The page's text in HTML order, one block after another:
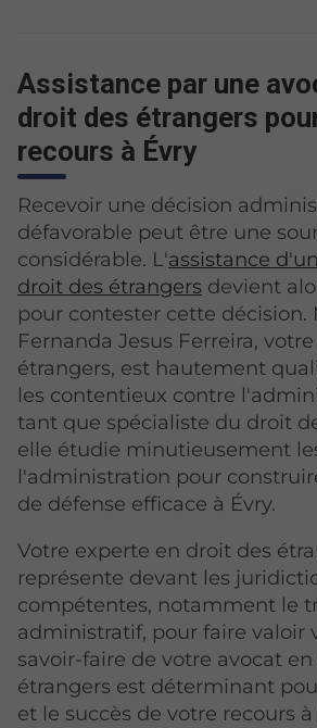
Assistance par une
droit des étrangers
recours à Évry
Recevoir une décision
défavorable peut être une
considérable. L'assistance
droit des étrangers devient
pour contester cette décision.
Fernanda Jesus Ferreira,
étrangers, est hautement
les contentieux contre
tant que spécialiste du droit
elle étudie minutieusement
l'administration pour
de défense efficace à Évry.
Votre experte en droit des
représente devant les
compétentes, notamment le
administratif, pour faire valoir
savoir-faire de votre avocat
étrangers est déterminant
et le succès de votre recours à